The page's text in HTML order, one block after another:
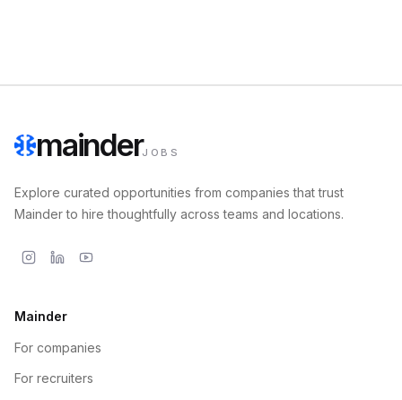
mainderJOBS
Explore curated opportunities from companies that trust
Mainder to hire thoughtfully across teams and locations.
Mainder
For companies
For recruiters